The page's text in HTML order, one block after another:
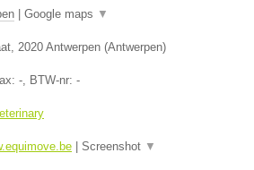
| Google maps ▼
2020 Antwerpen (Antwerpen)
- , BTW-nr: -
| Screenshot ▼